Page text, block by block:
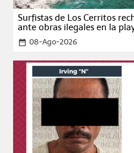
Surfistas de Los Cerritos
ante obras ilegales en la
date_range 08-Ago-2026